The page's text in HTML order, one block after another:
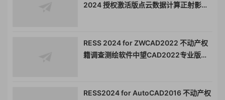
2024 授权激活版点云数据计算正射影像
RESS 2024 for ZWCAD2022 不动产权
籍调查测绘软件中望CAD2022专业版
RESS2024 for AutoCAD2016 不动产权